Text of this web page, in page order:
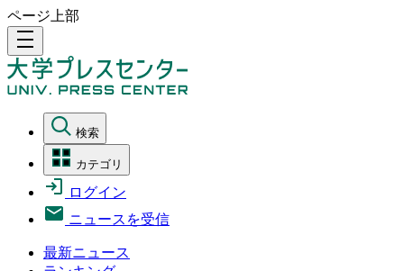
ページ上部
density_medium
検索
カテゴリ
ログイン
ニュースを受信
最新ニュース